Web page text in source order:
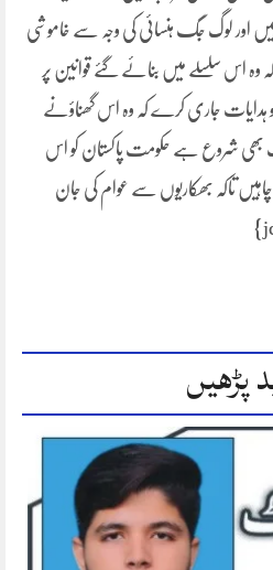
اور لوگ جگ ہنسائی کی وجہ سے خاموشی
وہ اس سلسلے میں بنائے گئے قوانین پر
کو ہدایات جاری کرے کہ وہ اس گھناؤنے
بھی شروع ہے حکومت پاکستان کو اس
تاکہ بھکاریوں سے عوام کی جان
پڑھیں